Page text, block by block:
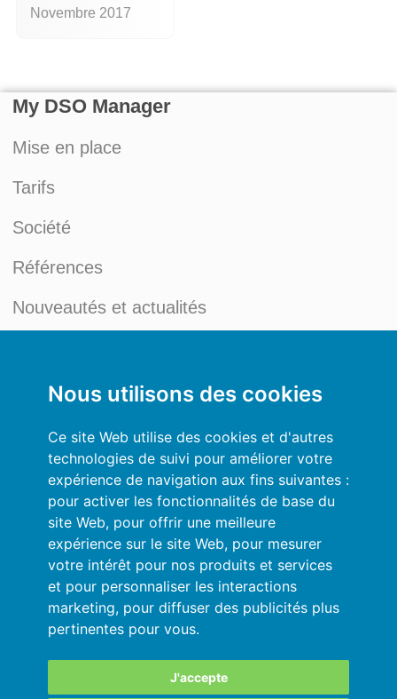
Nous utilisons des cookies
Ce site Web utilise des cookies et d'autres
technologies de suivi pour améliorer votre
expérience de navigation aux fins suivantes :
pour activer les fonctionnalités de base du
site Web, pour offrir une meilleure
expérience sur le site Web, pour mesurer
votre intérêt pour nos produits et services
et pour personnaliser les interactions
marketing, pour diffuser des publicités plus
pertinentes pour vous.
J'accepte
Novembre 2017
My DSO Manager
Mise en place
Tarifs
Société
Références
Nouveautés et actualités
Mon compte
Conditions générales
Politique de Confidentialité
Se connecter
Ressources
Aide en ligne
Importez vos données en automatique
Vos données sont en sécurité